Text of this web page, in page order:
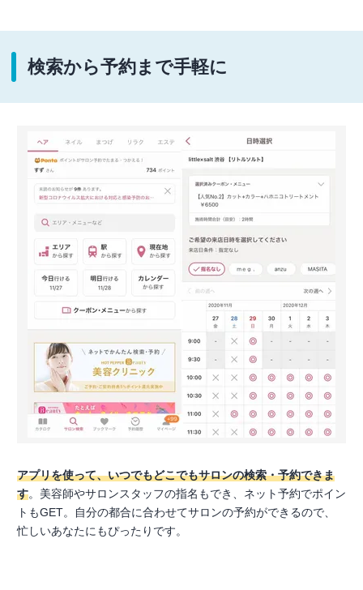
検索から予約まで手軽に
アプリを使って、いつでもどこでもサロンの検索・予約できま
す。美容師やサロンスタッフの指名もでき、ネット予約でポイン
トもGET。自分の都合に合わせてサロンの予約ができるので、
忙しいあなたにもぴったりです。